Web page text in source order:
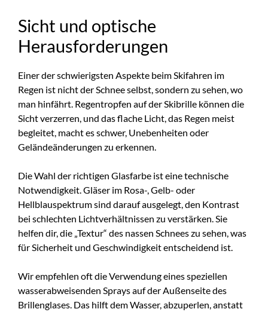
Sicht und optische
Herausforderungen
Einer der schwierigsten Aspekte beim Skifahren im
Regen ist nicht der Schnee selbst, sondern zu sehen, wo
man hinfährt. Regentropfen auf der Skibrille können die
Sicht verzerren, und das flache Licht, das Regen meist
begleitet, macht es schwer, Unebenheiten oder
Geländeänderungen zu erkennen.
Die Wahl der richtigen Glasfarbe ist eine technische
Notwendigkeit. Gläser im Rosa-, Gelb- oder
Hellblauspektrum sind darauf ausgelegt, den Kontrast
bei schlechten Lichtverhältnissen zu verstärken. Sie
helfen dir, die „Textur“ des nassen Schnees zu sehen, was
für Sicherheit und Geschwindigkeit entscheidend ist.
Wir empfehlen oft die Verwendung eines speziellen
wasserabweisenden Sprays auf der Außenseite des
Brillenglases. Das hilft dem Wasser, abzuperlen, anstatt